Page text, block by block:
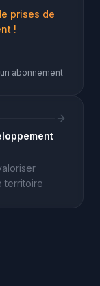
prises de
!
abonnement
territoire